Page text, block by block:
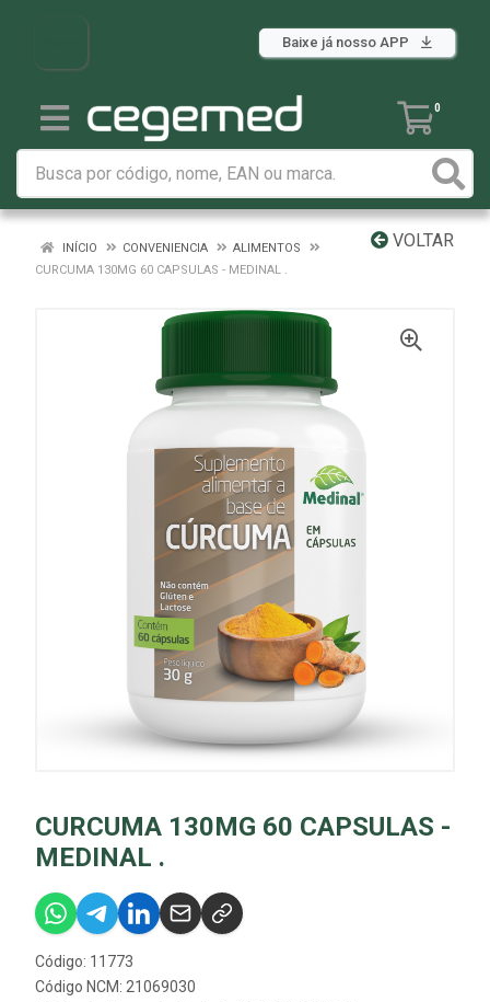
Baixe já nosso APP
0
VOLTAR
INÍCIO CONVENIENCIA
ALIMENTOS
CURCUMA 130MG 60 CAPSULAS - MEDINAL .
CURCUMA 130MG 60 CAPSULAS -
MEDINAL .
Código: 11773
Código NCM: 21069030